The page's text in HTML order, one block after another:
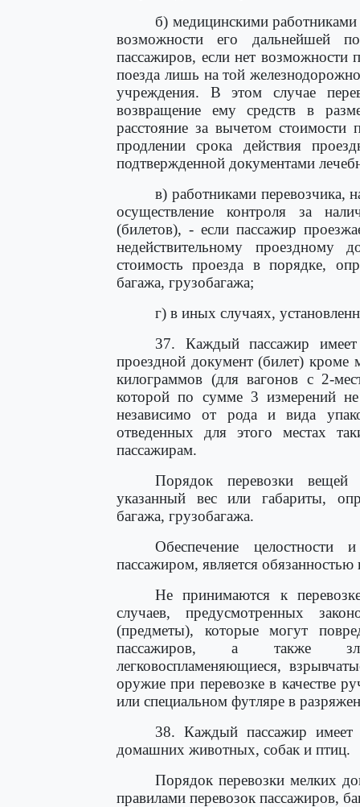
б) медицинскими
возможности его дальнейшей
пассажиров, если нет возможности
поезда лишь на той
учреждения. В этом случае
возвращение ему средств в
расстояние за вычетом стоимости
продлении срока действия
подтвержденной документами
в) работниками перевозчика,
осуществление контроля за
(билетов), - если пассажир
недействительному проездному
стоимость проезда в порядке,
багажа, грузобагажа;
г) в иных случаях,
37. Каждый пассажир
проездной документ (билет)
килограммов (для вагонов с 2-
которой по сумме 3 измерений
независимо от рода и вида
отведенных для этого местах
пассажирам.
Порядок перевозки
указанный вес или габариты,
багажа, грузобагажа.
Обеспечение целостности
пассажиром, является обязанностью
Не принимаются к
случаев, предусмотренных
(предметы), которые могут
пассажиров, а также
легковоспламеняющиеся,
оружие при перевозке в качестве
или специальном футляре в
38. Каждый пассажир имеет
домашних животных, собак и птиц.
Порядок перевозки мелких
правилами перевозок пассажиров,